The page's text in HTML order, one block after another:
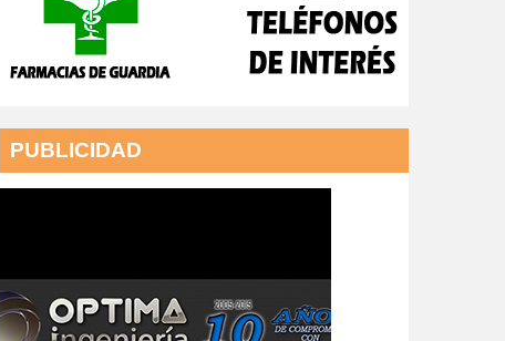
PUBLICIDAD